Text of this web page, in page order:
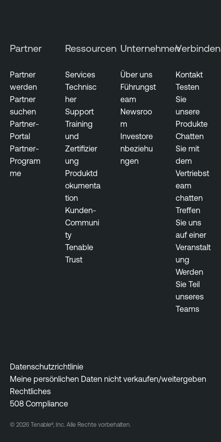
u
i
t
y
Partner
Partner
werden
Partner
suchen
Partner-
Portal
Partner-
Program
me
Ressourcen
Services
Technisc
her
Support
Training
und
Zertifizier
ung
Produktd
okumenta
tion
Kunden-
Communi
ty
Tenable
Trust
Unternehmen
Über uns
Führungst
eam
Newsroo
m
Investore
nbeziehu
ngen
Verbinden
Kontakt
Testen
Sie
unsere
Produkte
Chatten
Sie mit
dem
Vertriebst
eam
chatten
Treffen
Sie uns
auf einer
Veranstalt
ung
Werden
Sie Teil
unseres
Teams
Datenschutzrichtlinie
Meine persönlichen Daten nicht verkaufen/weitergeben
Rechtliches
508 Compliance
© 2026 Tenable®, Inc. Alle Rechte vorbehalten.